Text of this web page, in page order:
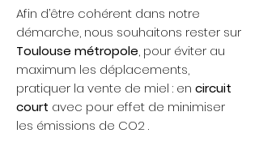
Afin d’être cohérent dans notre
démarche, nous souhaitons rester sur
Toulouse métropole, pour éviter au
maximum les déplacements,
pratiquer la vente de miel : en circuit
court avec pour effet de minimiser
les émissions de CO2.